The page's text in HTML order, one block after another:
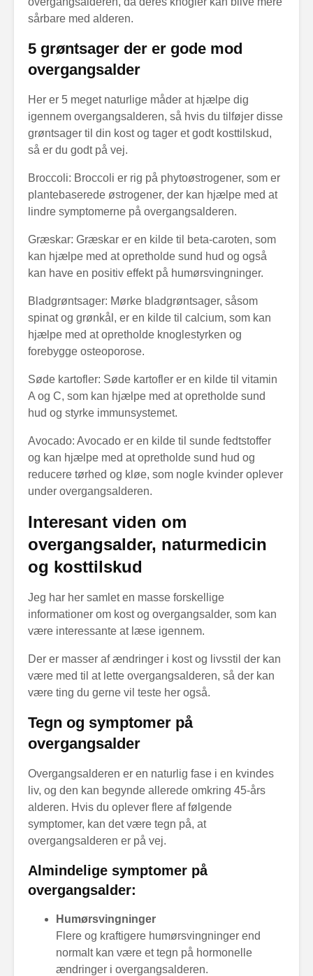
sårbare med alderen.
5 grøntsager der er gode mod
overgangsalder
Her er 5 meget naturlige måder at hjælpe dig
igennem overgangsalderen, så hvis du tilføjer disse
grøntsager til din kost og tager et godt kosttilskud,
så er du godt på vej.
Broccoli: Broccoli er rig på phytoøstrogener, som er
plantebaserede østrogener, der kan hjælpe med at
lindre symptomerne på overgangsalderen.
Græskar: Græskar er en kilde til beta-caroten, som
kan hjælpe med at opretholde sund hud og også
kan have en positiv effekt på humørsvingninger.
Bladgrøntsager: Mørke bladgrøntsager, såsom
spinat og grønkål, er en kilde til calcium, som kan
hjælpe med at opretholde knoglestyrken og
forebygge osteoporose.
Søde kartofler: Søde kartofler er en kilde til vitamin
A og C, som kan hjælpe med at opretholde sund
hud og styrke immunsystemet.
Avocado: Avocado er en kilde til sunde fedtstoffer
og kan hjælpe med at opretholde sund hud og
reducere tørhed og kløe, som nogle kvinder oplever
under overgangsalderen.
Interesant viden om
overgangsalder, naturmedicin
og kosttilskud
Jeg har her samlet en masse forskellige
informationer om kost og overgangsalder, som kan
være interessante at læse igennem.
Der er masser af ændringer i kost og livsstil der kan
være med til at lette overgangsalderen, så der kan
være ting du gerne vil teste her også.
Tegn og symptomer på
overgangsalder
Overgangsalderen er en naturlig fase i en kvindes
liv, og den kan begynde allerede omkring 45-års
alderen. Hvis du oplever flere af følgende
symptomer, kan det være tegn på, at
overgangsalderen er på vej.
Almindelige symptomer på
overgangsalder:
Humørsvingninger
Flere og kraftigere humørsvingninger end
normalt kan være et tegn på hormonelle
ændringer i overgangsalderen.